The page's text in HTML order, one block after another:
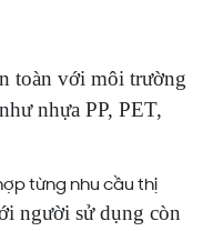
toàn với môi trường
nhựa PP, PET,
từng nhu cầu thị
người sử dụng còn